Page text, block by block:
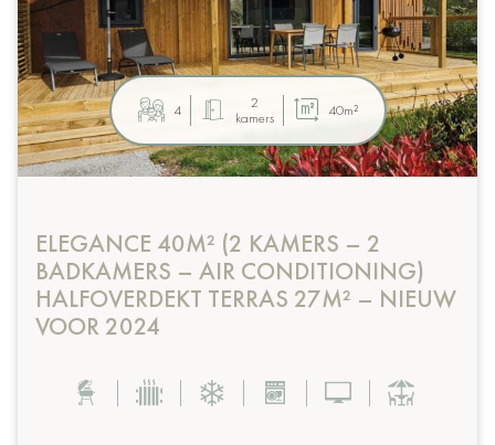
4
2
kamers
40m²
ELEGANCE 40M² (2 KAMERS – 2
BADKAMERS – AIR CONDITIONING)
HALFOVERDEKT TERRAS 27M² – NIEUW
VOOR 2024